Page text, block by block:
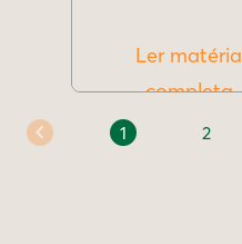
Ler matéria
completa
1 2